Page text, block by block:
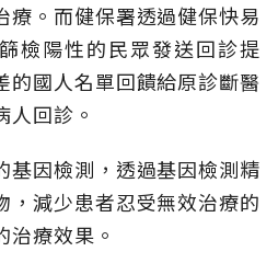
療。而健保署透過健保快易
檢陽性的民眾發送回診提
的國人名單回饋給原診斷醫
人回診。
基因檢測，透過基因檢測精
，減少患者忍受無效治療的
治療效果。